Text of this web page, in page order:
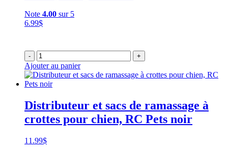
Note 4.00 sur 5
6.99$
- +
Ajouter au panier
Distributeur et sacs de ramassage à
crottes pour chien, RC Pets noir
11.99$